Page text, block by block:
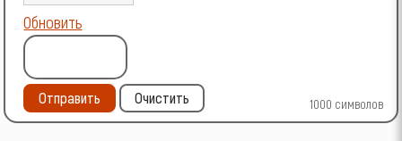
1000 символов
Обновить
Отправить Очистить